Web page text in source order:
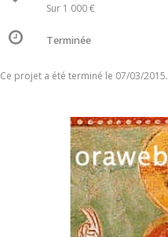
Sur 1 000 €
Terminée
Ce projet a été terminé le 07/03/2015.